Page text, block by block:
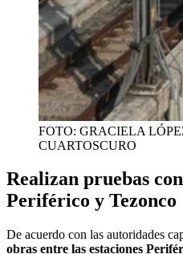
FOTO: GRACIELA
CUARTOSCURO
Realizan pruebas
Periférico y Tezonco
De acuerdo con las autoridades
obras entre las estaciones